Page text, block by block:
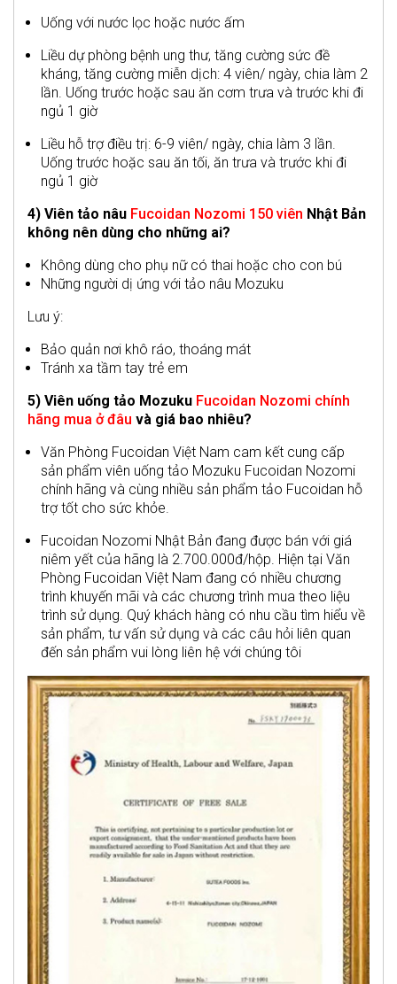
Uống với nước lọc hoặc nước ấm
Liều dự phòng bệnh ung thư, tăng cường sức đề
kháng, tăng cường miễn dịch: 4 viên/ ngày, chia làm 2
lần. Uống trước hoặc sau ăn cơm trưa và trước khi đi
ngủ 1 giờ
Liều hỗ trợ điều trị: 6-9 viên/ ngày, chia làm 3 lần.
Uống trước hoặc sau ăn tối, ăn trưa và trước khi đi
ngủ 1 giờ
4) Viên tảo nâu Fucoidan Nozomi 150 viên Nhật Bản
không nên dùng cho những ai?
Không dùng cho phụ nữ có thai hoặc cho con bú
Những người dị ứng với tảo nâu Mozuku
Lưu ý:
Bảo quản nơi khô ráo, thoáng mát
Tránh xa tầm tay trẻ em
5) Viên uống tảo Mozuku Fucoidan Nozomi chính
hãng mua ở đâu và giá bao nhiêu?
Văn Phòng Fucoidan Việt Nam cam kết cung cấp
sản phẩm viên uống tảo Mozuku Fucoidan Nozomi
chính hãng và cùng nhiều sản phẩm tảo Fucoidan hỗ
trợ tốt cho sức khỏe.
Fucoidan Nozomi Nhật Bản đang được bán với giá
niêm yết của hãng là 2.700.000đ/hộp. Hiện tại Văn
Phòng Fucoidan Việt Nam đang có nhiều chương
trình khuyến mãi và các chương trình mua theo liệu
trình sử dụng. Quý khách hàng có nhu cầu tìm hiểu về
sản phẩm, tư vấn sử dụng và các câu hỏi liên quan
đến sản phẩm vui lòng liên hệ với chúng tôi